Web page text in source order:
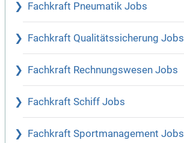
Fachkraft Pneumatik Jobs
Fachkraft Qualitätssicherung Jobs
Fachkraft Rechnungswesen Jobs
Fachkraft Schiff Jobs
Fachkraft Sportmanagement Jobs